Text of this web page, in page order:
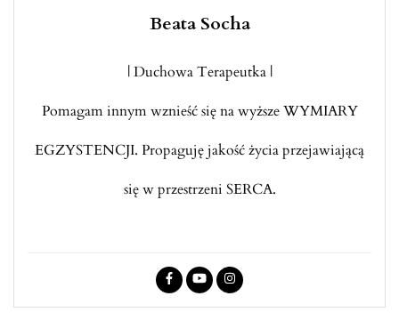
Beata Socha
| Duchowa Terapeutka |
Pomagam innym wznieść się na wyższe WYMIARY
EGZYSTENCJI. Propaguję jakość życia przejawiającą
się w przestrzeni SERCA.